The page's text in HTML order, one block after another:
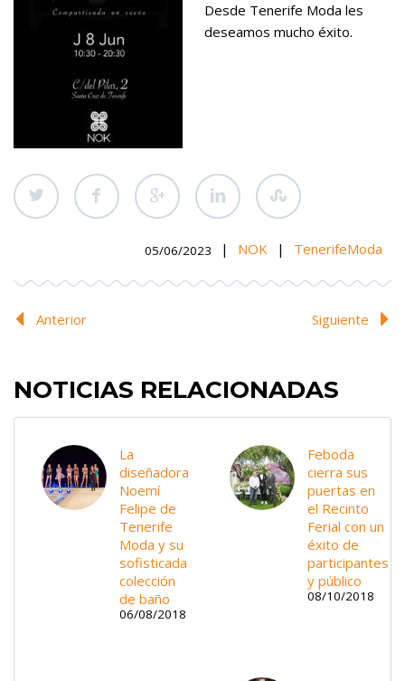
Desde Tenerife Moda les
deseamos mucho éxito.
05/06/2023 | NOK | TenerifeModa
Anterior Siguiente
NOTICIAS RELACIONADAS
La
diseñadora
Noemí
Felipe de
Tenerife
Moda y su
sofisticada
colección
de baño
06/08/2018
Feboda
cierra sus
puertas en
el Recinto
Ferial con un
éxito de
participantes
y público
08/10/2018